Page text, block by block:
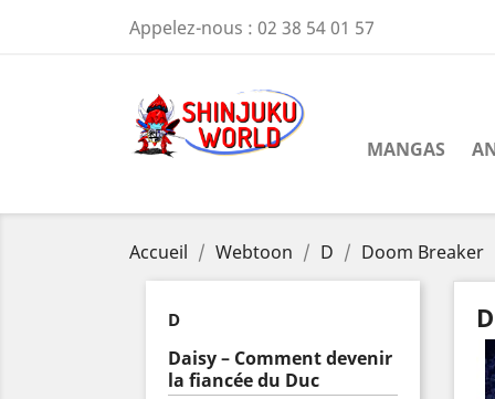
Appelez-nous : 02 38 54 01 57
MANGAS
Accueil Webtoon D Doom Breaker
D
Daisy – Comment devenir
la fiancée du Duc